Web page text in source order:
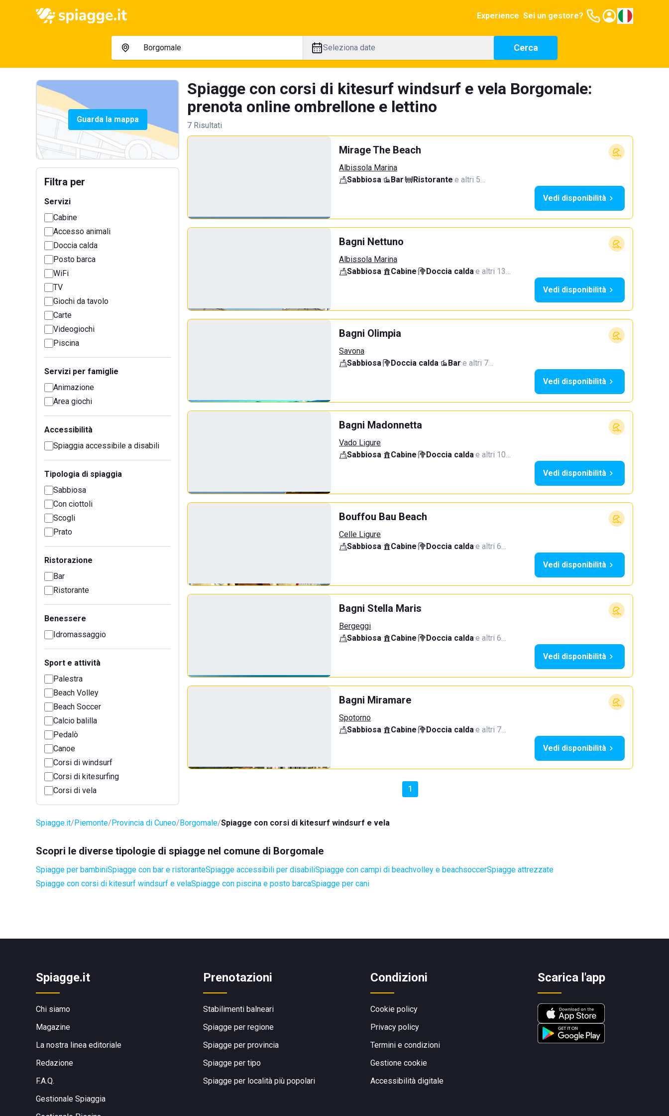
Experience Sei un gestore?
Seleziona date Cerca
Guarda la mappa
Filtra per
Servizi
Cabine
Accesso animali
Doccia calda
Posto barca
WiFi
TV
Giochi da tavolo
Carte
Videogiochi
Piscina
Servizi per famiglie
Animazione
Area giochi
Accessibilità
Spiaggia accessibile a disabili
Tipologia di spiaggia
Sabbiosa
Con ciottoli
Scogli
Prato
Ristorazione
Bar
Ristorante
Benessere
Idromassaggio
Sport e attività
Palestra
Beach Volley
Beach Soccer
Calcio balilla
Pedalò
Canoe
Corsi di windsurf
Corsi di kitesurfing
Corsi di vela
Spiagge con corsi di kitesurf windsurf e vela Borgomale:
prenota online ombrellone e lettino
7 Risultati
Mirage The Beach
Albissola Marina
Sabbiosa· Bar· Ristorante·e altri 5…
Vedi disponibilità
Bagni Nettuno
Albissola Marina
Sabbiosa· Cabine· Doccia calda·e altri 13…
Vedi disponibilità
Bagni Olimpia
Savona
Sabbiosa· Doccia calda· Bar·e altri 7…
Vedi disponibilità
Bagni Madonnetta
Vado Ligure
Sabbiosa· Cabine· Doccia calda·e altri 10…
Vedi disponibilità
Bouffou Bau Beach
Celle Ligure
Sabbiosa· Cabine· Doccia calda·e altri 6…
Vedi disponibilità
Bagni Stella Maris
Bergeggi
Sabbiosa· Cabine· Doccia calda·e altri 6…
Vedi disponibilità
Bagni Miramare
Spotorno
Sabbiosa· Cabine· Doccia calda·e altri 7…
Vedi disponibilità
1
Spiagge.it Piemonte Provincia di Cuneo Borgomale Spiagge con corsi di kitesurf windsurf e vela
Scopri le diverse tipologie di spiagge nel comune di Borgomale
Spiagge per bambiniSpiagge con bar e ristoranteSpiagge accessibili per disabiliSpiagge con campi di beachvolley e beachsoccerSpiagge attrezzate
Spiagge con corsi di kitesurf windsurf e velaSpiagge con piscina e posto barcaSpiagge per cani
Spiagge.it
Chi siamo
Magazine
La nostra linea editoriale
Redazione
F.A.Q.
Gestionale Spiaggia
Prenotazioni
Stabilimenti balneari
Spiagge per regione
Spiagge per provincia
Spiagge per tipo
Spiagge per località più popolari
Condizioni
Cookie policy
Privacy policy
Termini e condizioni
Gestione cookie
Accessibilità digitale
Scarica l'app